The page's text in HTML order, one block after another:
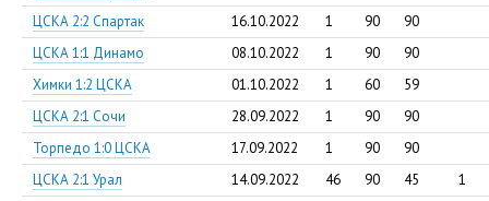
ЦСКА 2:2 Спартак
16.10.2022 1 90
90
ЦСКА 1:1 Динамо
08.10.2022 1 90
90
Химки 1:2 ЦСКА
01.10.2022 1 60
59
ЦСКА 2:1 Сочи
28.09.2022 1 90
90
Торпедо 1:0 ЦСКА
17.09.2022 1 90
90
ЦСКА 2:1 Урал
14.09.2022 46 90 45
1